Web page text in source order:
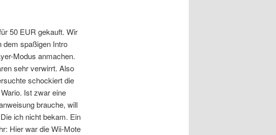
50 EUR gekauft. Wir
dem spaßigen Intro
Modus anmachen.
sehr verwirrt. Also
schockiert die
Ist zwar eine
brauche, will
ich nicht bekam. Ein
Hier war die Wii-Mote